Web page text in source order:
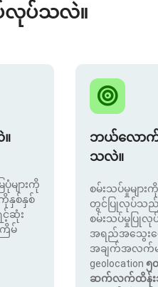
ပ်လုပ်သလဲ။
များကို
နှစ်နှစ်
ဆုံး
ြိမ်
ဘယ်လောက်
သလဲ။
စမ်းသပ်မှုမျာ
တွင်ပြုလုပ်သည်
စမ်းသပ်မှုပြုလု
အရည်အသွေးပ
အချက်အလက်မ
geolocation ၅
ဆက်လက်ထိန်း